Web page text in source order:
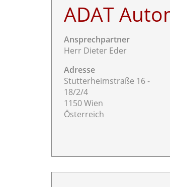
ADAT
Ansprechpartner
Herr Dieter Eder
Adresse
Stutterheimstraße 16 -
18/2/4
1150 Wien
Österreich